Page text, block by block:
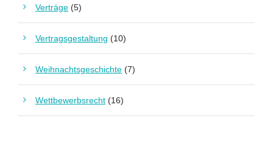
Verträge (5)
Vertragsgestaltung (10)
Weihnachtsgeschichte (7)
Wettbewerbsrecht (16)